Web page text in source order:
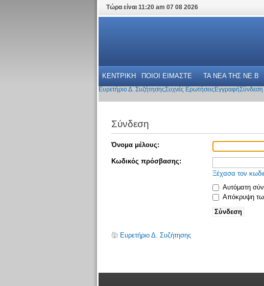
Τώρα είναι 11:20 am 07 08 2026
ΚΕΝΤΡΙΚΗ ΠΟΙΟΙ ΕΙΜΑΣΤΕ ΤΑ ΝΕΑ THΣ NE.B
Ευρετήριο Δ. ΣυζήτησηςΣυχνές Ερωτήσεις ΕγγραφήΣύνδεση
Σύνδεση
Όνομα μέλους:
Κωδικός πρόσβασης:
Ξέχασα τον
Αυτόματη
Απόκρυψη
Ευρετήριο Δ. Συζήτησης